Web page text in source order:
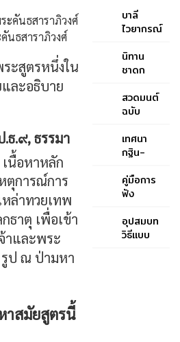
นธสาราภิวงศ์
ะสูตรหนึ่งใน
ละอธิบาย
ธ.๙, ธรรมา
เนื้อหาหลัก
ตุการณ์การ
ล่าทวยเทพ
ธาตุ เพื่อเข้า
าและพระ
ป ณ ป่ามหา
าสมัยสูตรนี้
บาลี
ไวยากรณ์
คู่มือ
ประกอบ
ภาษาบาลี
สำหรับ
๑-๒ และ
ป.ธ. ๓
นิทาน
ชาดก
สวดมนต์
ฉบับ
ของ
สมเด็จ
สังฆราช
(ปุสฺส
สมเด็จ
พระ
เทศนา
กฐิน-
พระ
สังฆราช
สังฆ
ปริณายก
คู่มือการ
ฟัง
มนต์
ฉบับภูมิพ
อุปสมบท
วิธีแบบ